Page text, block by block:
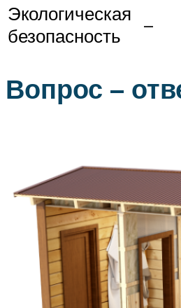
Экологическая
безопасность
–
Вопрос –